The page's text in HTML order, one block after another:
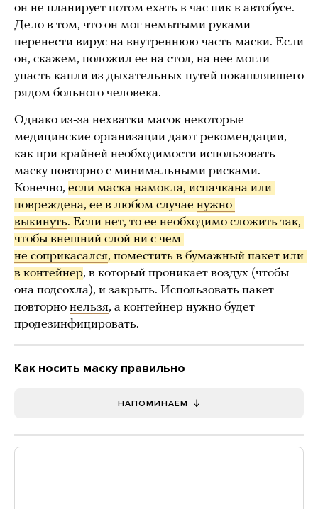
он не планирует потом ехать в час пик в автобусе.
Дело в том, что он мог немытыми руками
перенести вирус на внутреннюю часть маски. Если
он, скажем, положил ее на стол, на нее могли
упасть капли из дыхательных путей покашлявшего
рядом больного человека.
Однако из-за нехватки масок некоторые
медицинские организации дают рекомендации,
как при крайней необходимости использовать
маску повторно с минимальными рисками.
Конечно, если маска намокла, испачкана или
повреждена, ее в любом случае нужно
выкинуть. Если нет, то ее необходимо сложить так,
не соприкасался, поместить в бумажный пакет или
в контейнер, в который проникает воздух (чтобы
она подсохла), и закрыть. Использовать пакет
повторно нельзя, а контейнер нужно будет
продезинфицировать.
Как носить маску правильно
НАПОМИНАЕМ